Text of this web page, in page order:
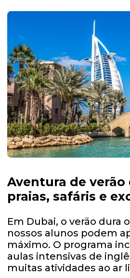
Aventura de verão
praias, safáris e
Em Dubai, o verão dura
nossos alunos podem
máximo. O programa
aulas intensivas de
muitas atividades ao ar